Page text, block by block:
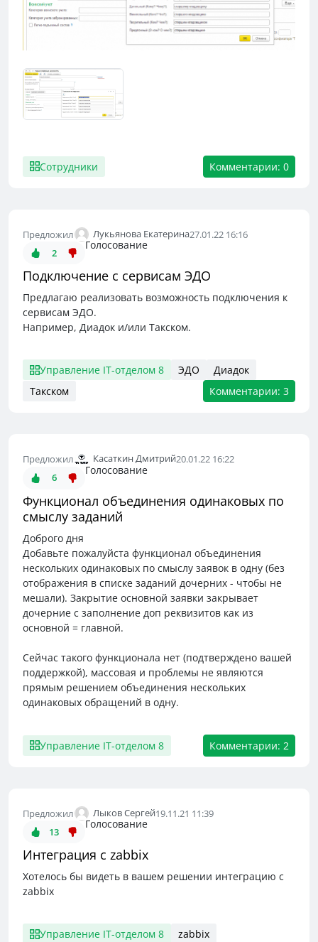
Сотрудники Комментарии: 0
Предложил Лукьянова Екатерина27.01.22 16:16
2
Голосование
Подключение с сервисам ЭДО
Предлагаю реализовать возможность подключения к
сервисам ЭДО.
Например, Диадок и/или Такском.
Управление IT-отделом 8 ЭДО
Диадок
Такском
Комментарии: 3
Предложил Касаткин Дмитрий20.01.22 16:22
6
Голосование
Функционал объединения одинаковых по
смыслу заданий
Доброго дня
Добавьте пожалуйста функционал объединения
нескольких одинаковых по смыслу заявок в одну (без
отображения в списке заданий дочерних - чтобы не
мешали). Закрытие основной заявки закрывает
дочерние с заполнение доп реквизитов как из
основной = главной.
Сейчас такого функционала нет (подтверждено вашей
поддержкой), массовая и проблемы не являются
прямым решением объединения нескольких
одинаковых обращений в одну.
Управление IT-отделом 8 Комментарии: 2
Предложил Лыков Сергей19.11.21 11:39
13
Голосование
Интеграция с zabbix
Хотелось бы видеть в вашем решении интеграцию с
zabbix
Управление IT-отделом 8
zabbix